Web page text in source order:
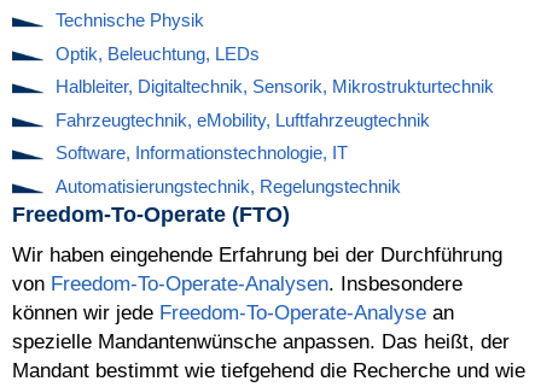
Technische Physik
Optik, Beleuchtung, LEDs
Halbleiter, Digitaltechnik, Sensorik, Mikrostrukturtechnik
Fahrzeugtechnik, eMobility, Luftfahrzeugtechnik
Software, Informationstechnologie, IT
Automatisierungstechnik, Regelungstechnik
Freedom-To-Operate (FTO)
Wir haben eingehende Erfahrung bei der Durchführung
von Freedom-To-Operate-Analysen. Insbesondere
können wir jede Freedom-To-Operate-Analyse an
spezielle Mandantenwünsche anpassen. Das heißt, der
Mandant bestimmt wie tiefgehend die Recherche und wie